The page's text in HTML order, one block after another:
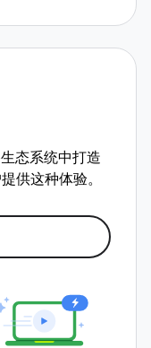
态系统中打造
供这种体验。